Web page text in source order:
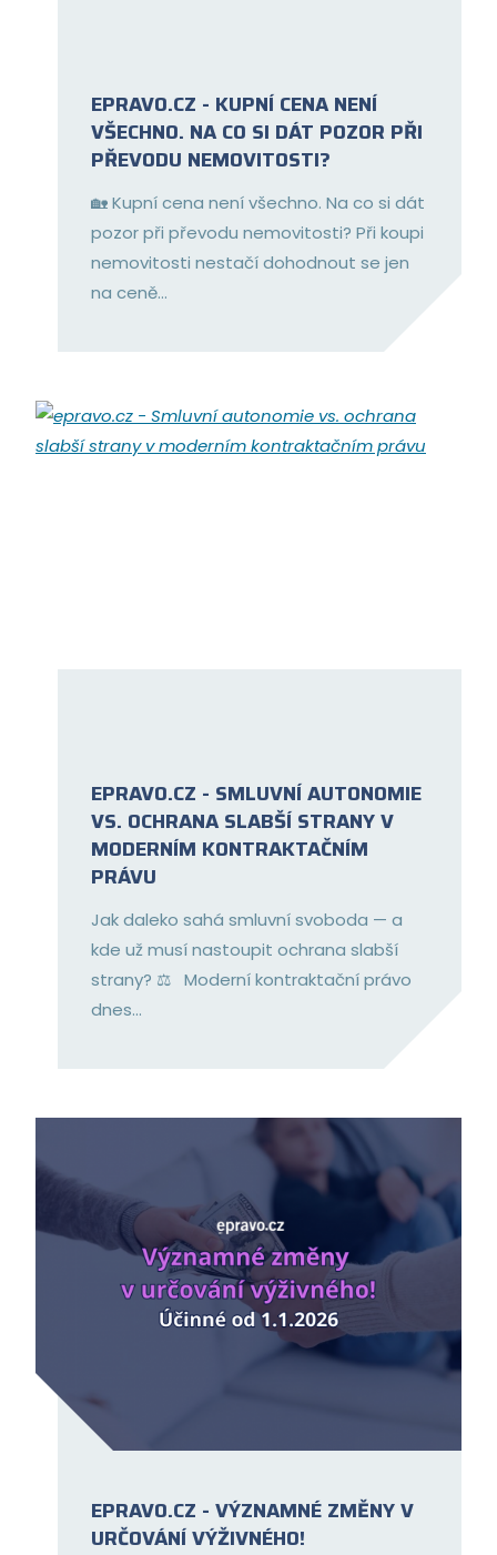
EPRAVO.CZ - KUPNÍ CENA NENÍ
VŠECHNO. NA CO SI DÁT POZOR PŘI
PŘEVODU NEMOVITOSTI?
🏡 Kupní cena není všechno. Na co si dát
pozor při převodu nemovitosti? Při koupi
nemovitosti nestačí dohodnout se jen
na ceně...
EPRAVO.CZ - SMLUVNÍ AUTONOMIE
VS. OCHRANA SLABŠÍ STRANY V
MODERNÍM KONTRAKTAČNÍM
PRÁVU
Jak daleko sahá smluvní svoboda — a
kde už musí nastoupit ochrana slabší
strany? ⚖️ Moderní kontraktační právo
dnes...
EPRAVO.CZ - VÝZNAMNÉ ZMĚNY V
URČOVÁNÍ VÝŽIVNÉHO!